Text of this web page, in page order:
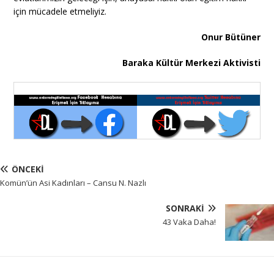
için mücadele etmeliyiz.
Onur Bütüner
Baraka Kültür Merkezi Aktivisti
ÖNCEKI
Komün’ün Asi Kadınları – Cansu N. Nazlı
SONRAKI
43 Vaka Daha!